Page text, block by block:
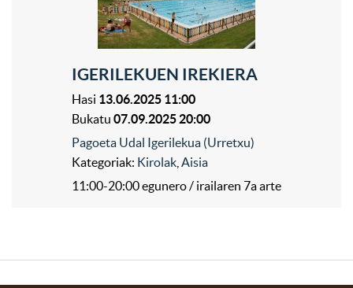
IGERILEKUEN IREKIERA
Hasi 13.06.2025 11:00
Bukatu 07.09.2025 20:00
Pagoeta Udal Igerilekua (Urretxu)
Kategoriak: Kirolak Aisia
11:00-20:00 egunero / irailaren 7a arte